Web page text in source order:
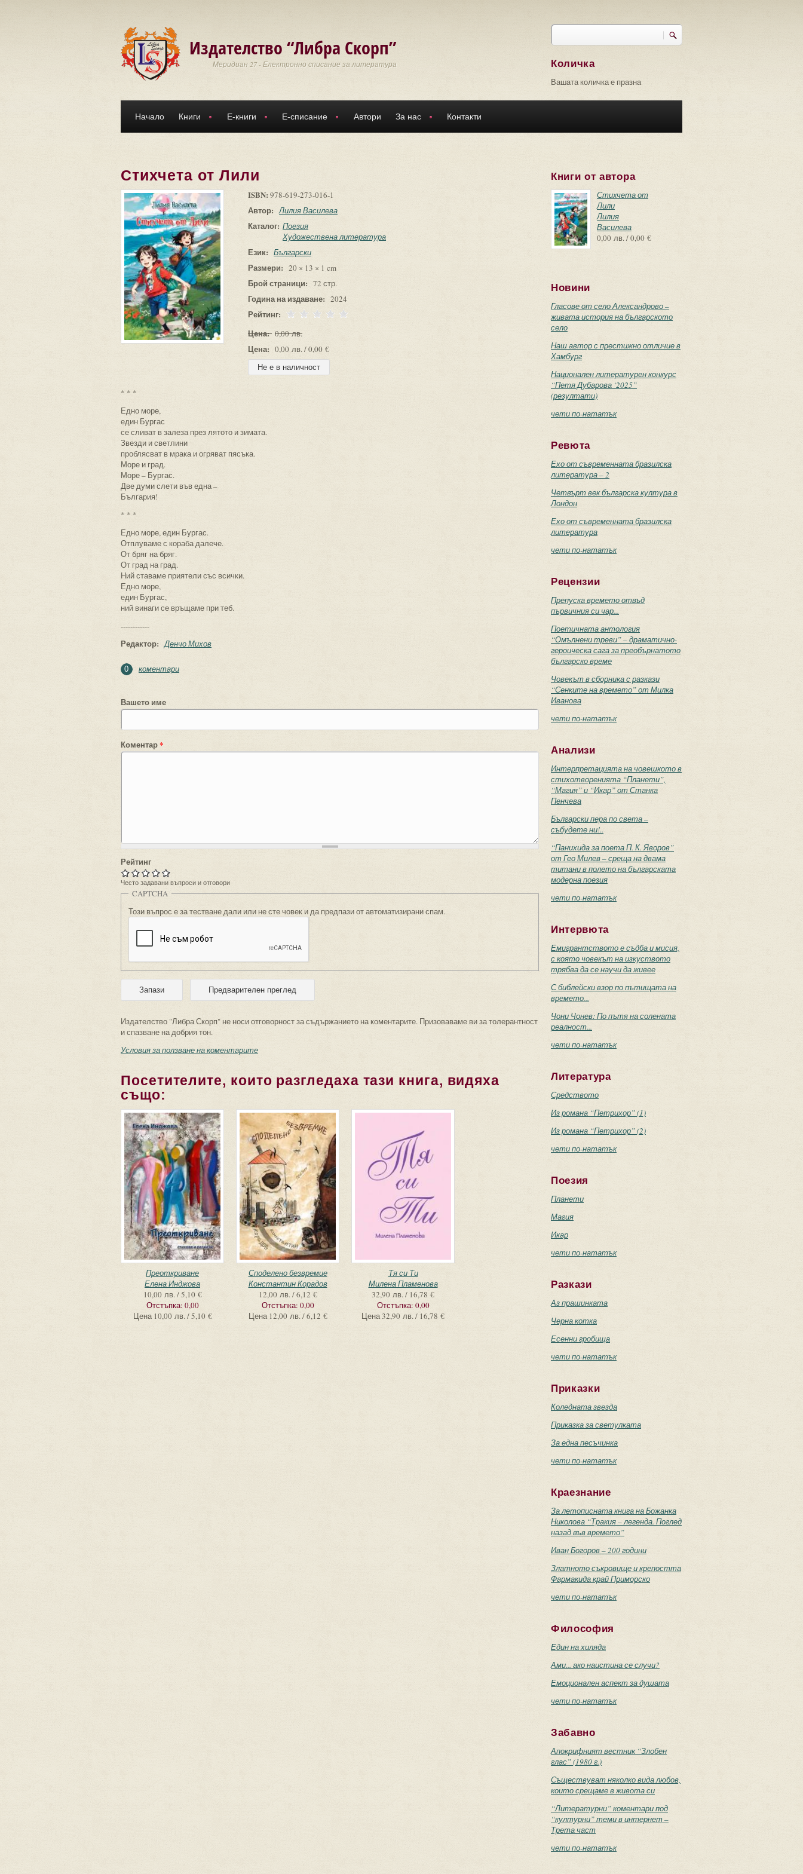
Издателство “Либра Скорп”
Меридиан 27 - Електронно списание за литература
Търси
Количка
Вашата количка е празна
Начало Книги Е-книги Е-списание Автори За нас Контакти
Стихчета от Лили
ISBN: 978-619-273-016-1
Автор: Лилия Василева
Каталог: Поезия
Художествена литература
Език: Български
Размери: 20 × 13 × 1 cm
Брой страници: 72 стр.
Година на издаване: 2024
Рейтинг:
Цена: 0,00 лв.
Цена: 0,00 лв. / 0,00 €
* * *
Едно море,
един Бургас
се сливат в залеза през лятото и зимата.
Звезди и светлини
проблясват в мрака и огряват пясъка.
Море и град.
Море – Бургас.
Две думи слети във една –
България!
* * *
Едно море, един Бургас.
Отплуваме с кораба далече.
От бряг на бряг.
От град на град.
Ний ставаме приятели със всички.
Едно море,
един Бургас,
ний винаги се връщаме при теб.
------------
Редактор: Денчо Михов
0 коментари
Вашето име
Коментар*
Рейтинг
Често задавани въпроси и отговори
CAPTCHA
Този въпрос е за тестване дали или не сте човек и да предпази от автоматизирани спам.
Издателство "Либра Скорп" не носи отговорност за съдържанието на коментарите. Призоваваме ви за толерантност
и спазване на добрия тон.
Условия за ползване на коментарите
Посетителите, които разгледаха тази книга, видяха
също:
Преоткриване
Елена Инджова
10,00 лв. / 5,10 €
Отстъпка: 0,00
Цена 10,00 лв. / 5,10 €
Споделено безвремие
Константин Корадов
12,00 лв. / 6,12 €
Отстъпка: 0,00
Цена 12,00 лв. / 6,12 €
Тя си Ти
Милена Пламенова
32,90 лв. / 16,78 €
Отстъпка: 0,00
Цена32,90 лв. / 16,78 €
Книги от автора
Стихчета от
Лили
Лилия
Василева
0,00 лв. / 0,00 €
Новини
Гласове от село Александрово –
живата история на българското
село
Наш автор с престижно отличие в
Хамбург
Национален литературен конкурс
“Петя Дубарова ‘2025”
(резултати)
чети по-нататък
Ревюта
Ехо от съвременната бразилска
литература – 2
Четвърт век българска култура в
Лондон
Ехо от съвременната бразилска
литература
чети по-нататък
Рецензии
Препуска времето отвъд
първичния си чар...
Поетичната антология
“Омълнени треви” – драматично-
героическа сага за преобърнатото
българско време
Човекът в сборника с разкази
“Сенките на времето” от Милка
Иванова
чети по-нататък
Анализи
Интерпретацията на човешкото в
стихотворенията “Планети”,
“Магия” и “Икар” от Станка
Пенчева
Български пера по света –
събудете ни!..
“Панихида за поета П. К. Яворов”
от Гео Милев – среща на двама
титани в полето на българската
модерна поезия
чети по-нататък
Интервюта
Емигрантството е съдба и мисия,
с която човекът на изкуството
трябва да се научи да живее
С библейски взор по пътищата на
времето...
Чони Чонев: По пътя на солената
реалност...
чети по-нататък
Литература
Средството
Из романа “Петрихор” (1)
Из романа “Петрихор” (2)
чети по-нататък
Поезия
Планети
Магия
Икар
чети по-нататък
Разкази
Аз прашинката
Черна котка
Есенни гробища
чети по-нататък
Приказки
Коледната звезда
Приказка за светулката
За една песъчинка
чети по-нататък
Краезнание
За летописната книга на Божанка
Николова “Тракия – легенда. Поглед
назад във времето”
Иван Богоров – 200 години
Златното съкровище и крепостта
Фармакида край Приморско
чети по-нататък
Философия
Един на хиляда
Ами... ако наистина се случи?
Емоционален аспект за душата
чети по-нататък
Забавно
Апокрифният вестник “Злобен
глас” (1980 г.)
Съществуват няколко вида любов,
които срещаме в живота си
“Литературни” коментари под
“културни” теми в интернет –
Трета част
чети по-нататък